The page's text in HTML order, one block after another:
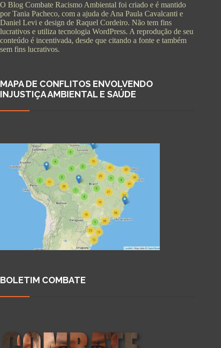
O Blog Combate Racismo Ambiental foi criado e é mantido
por Tania Pacheco, com a ajuda de Ana Paula Cavalcanti e
Daniel Levi e design de Raquel Cordeiro. Não tem fins
lucrativos e utiliza tecnologia WordPress. A reprodução de seu
conteúdo é incentivada, desde que citando a fonte e também
sem fins lucrativos.
MAPA DE CONFLITOS ENVOLVENDO
INJUSTIÇA AMBIENTAL E SAÚDE
BOLETIM COMBATE